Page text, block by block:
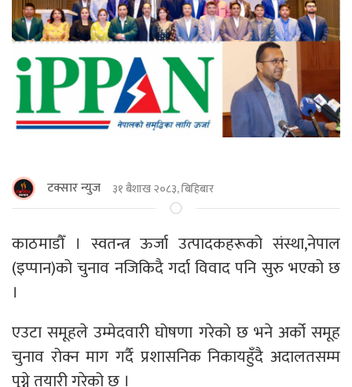
टक्सार न्युज ३१ बैशाख २०८३, बिहिबार
काठमाडौँ । स्वतन्त्र ऊर्जा उत्पादकहरूको संस्था,नेपाल
(इप्पान)को चुनाव नजिकिदै गर्दा विवाद पनि सुरु भएको छ
।
एउटा समूहले उम्मेदवारी घोषणा गरेको छ भने अर्को समूह
चुनाव रोक्न माग गर्दै प्रशासनिक निकायहुँदै अदालतसम्म
पुग्ने तयारी गरेको छ ।